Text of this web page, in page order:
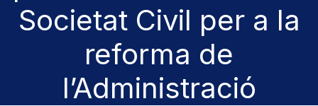
Societat Civil per a la
reforma de
l’Administració